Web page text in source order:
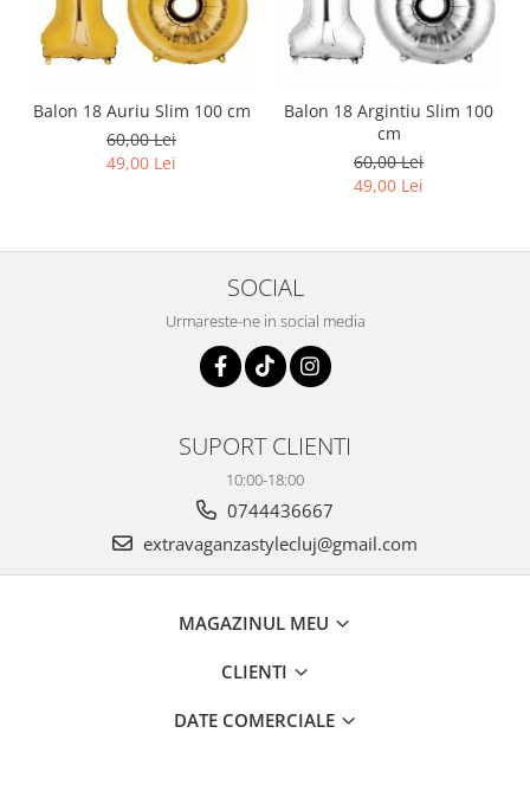
Balon 18 Auriu Slim 100 cm
60,00 Lei
49,00 Lei
Balon 18 Argintiu Slim 100
cm
60,00 Lei
49,00 Lei
SOCIAL
Urmareste-ne in social media
SUPORT CLIENTI
10:00-18:00
0744436667
extravaganzastylecluj@gmail.com
MAGAZINUL MEU
CLIENTI
DATE COMERCIALE